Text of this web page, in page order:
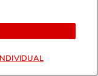
Vacanțe și
Ce este
a cuprins